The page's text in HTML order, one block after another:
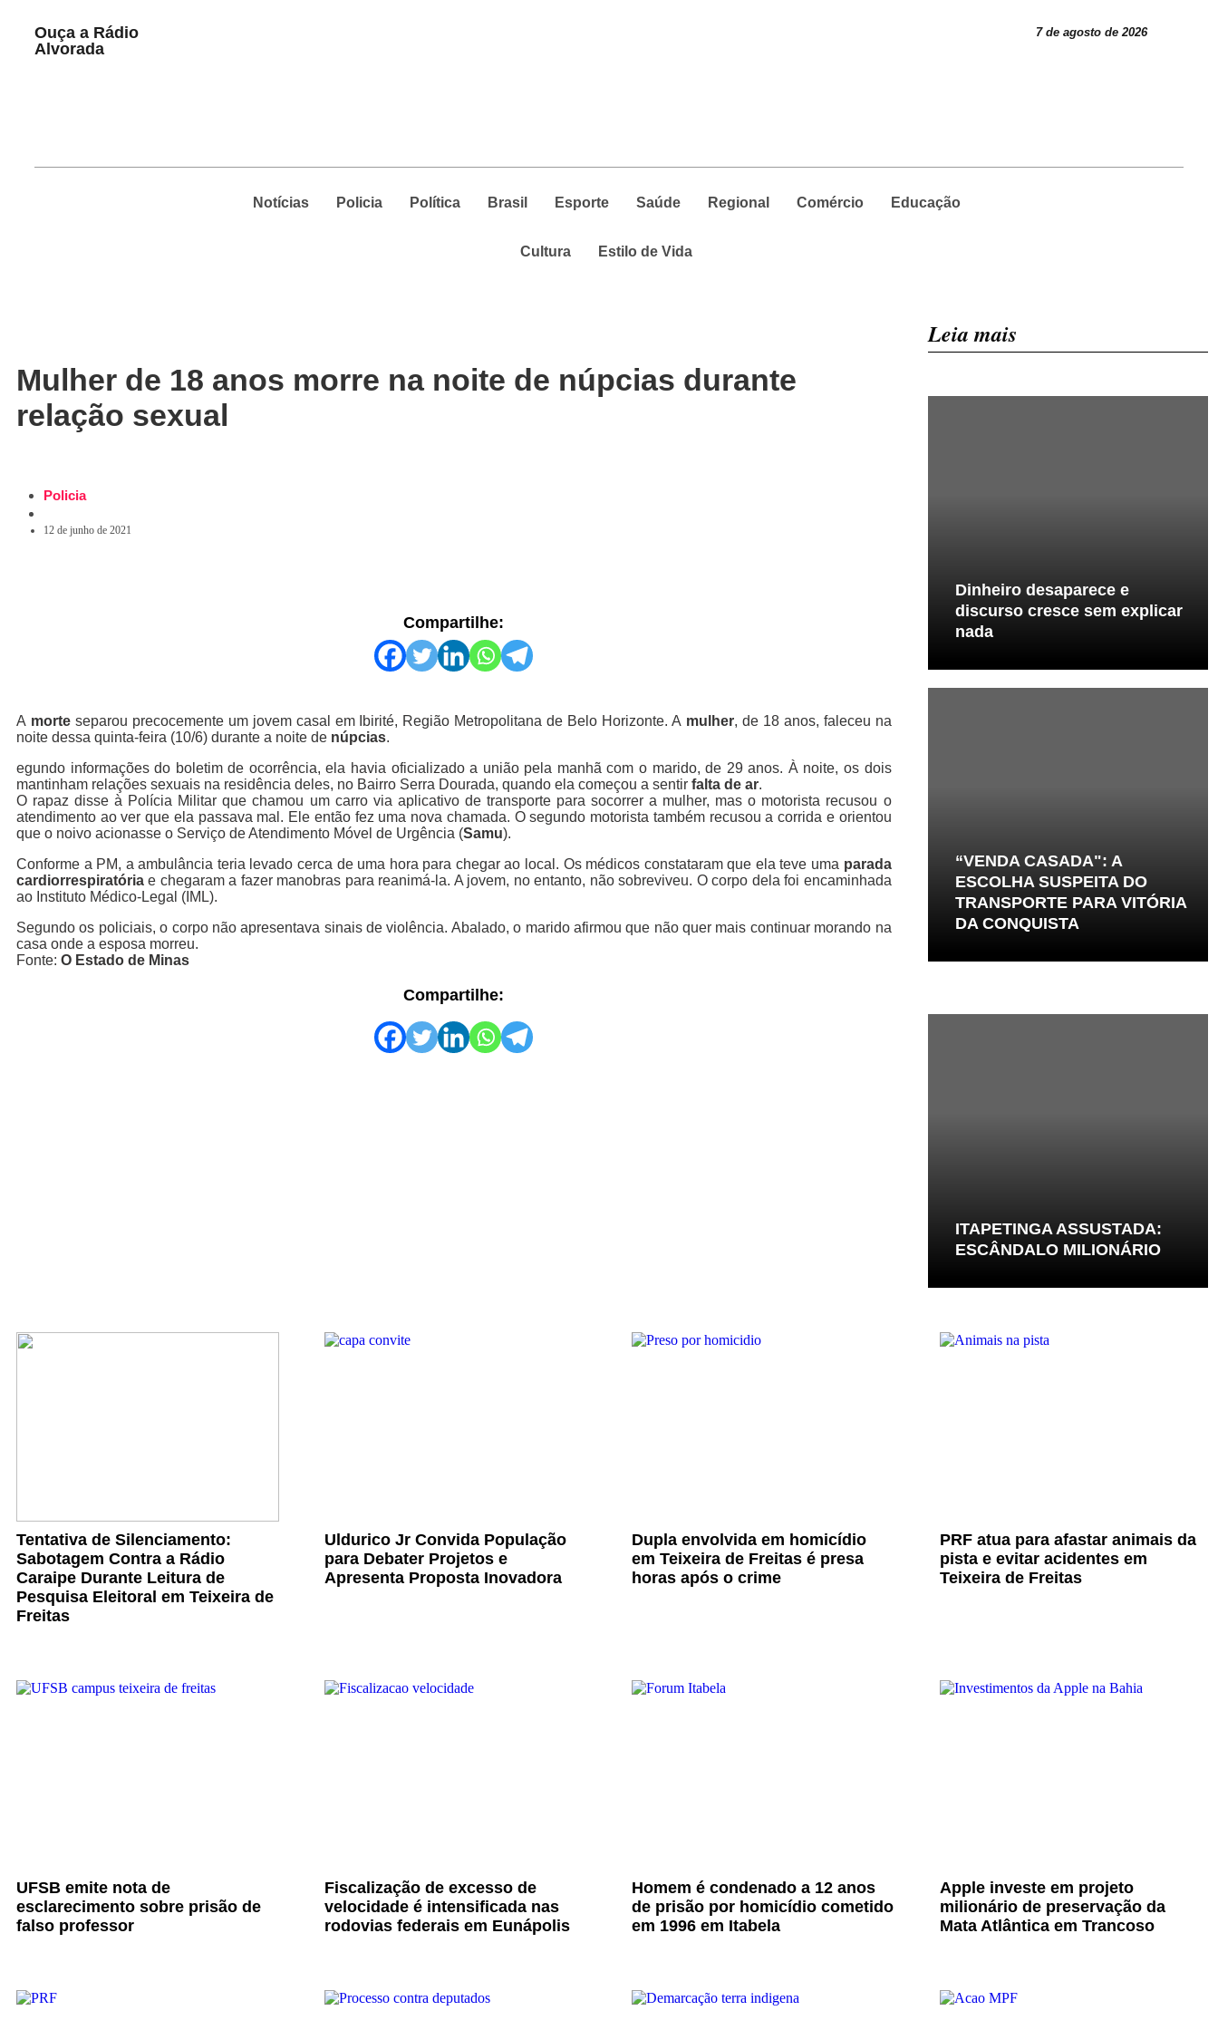
Ouça a Rádio
Alvorada
7 de agosto de 2026
Notícias Policia Política Brasil Esporte Saúde Regional Comércio Educação
Cultura Estilo de Vida
Mulher de 18 anos morre na noite de núpcias durante
relação sexual
Policia
12 de junho de 2021
Compartilhe:
A morte separou precocemente um jovem casal em Ibirité, Região Metropolitana de Belo Horizonte. A mulher, de 18 anos, faleceu na
noite dessa quinta-feira (10/6) durante a noite de núpcias.
egundo informações do boletim de ocorrência, ela havia oficializado a união pela manhã com o marido, de 29 anos. À noite, os dois
mantinham relações sexuais na residência deles, no Bairro Serra Dourada, quando ela começou a sentir falta de ar.
O rapaz disse à Polícia Militar que chamou um carro via aplicativo de transporte para socorrer a mulher, mas o motorista recusou o
atendimento ao ver que ela passava mal. Ele então fez uma nova chamada. O segundo motorista também recusou a corrida e orientou
que o noivo acionasse o Serviço de Atendimento Móvel de Urgência (Samu).
Conforme a PM, a ambulância teria levado cerca de uma hora para chegar ao local. Os médicos constataram que ela teve uma parada
cardiorrespiratóriae chegaram a fazer manobras para reanimá-la. A jovem, no entanto, não sobreviveu. O corpo dela foi encaminhada
ao Instituto Médico-Legal (IML).
Segundo os policiais, o corpo não apresentava sinais de violência. Abalado, o marido afirmou que não quer mais continuar morando na
casa onde a esposa morreu.
Fonte: O Estado de Minas
Compartilhe:
Leia mais
Dinheiro desaparece e
discurso cresce sem explicar
nada
“VENDA CASADA": A
ESCOLHA SUSPEITA DO
TRANSPORTE PARA VITÓRIA
DA CONQUISTA
ITAPETINGA ASSUSTADA:
ESCÂNDALO MILIONÁRIO
Tentativa de Silenciamento:
Sabotagem Contra a Rádio
Caraipe Durante Leitura de
Pesquisa Eleitoral em Teixeira de
Freitas
Uldurico Jr Convida População
para Debater Projetos e
Apresenta Proposta Inovadora
Dupla envolvida em homicídio
em Teixeira de Freitas é presa
horas após o crime
PRF atua para afastar animais da
pista e evitar acidentes em
Teixeira de Freitas
UFSB emite nota de
esclarecimento sobre prisão de
falso professor
Fiscalização de excesso de
velocidade é intensificada nas
rodovias federais em Eunápolis
Homem é condenado a 12 anos
de prisão por homicídio cometido
em 1996 em Itabela
Apple investe em projeto
milionário de preservação da
Mata Atlântica em Trancoso